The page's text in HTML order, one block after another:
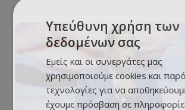
Υπεύθυνη χρήση των
δεδομένων σας
Εμείς και οι συνεργάτες μας
χρησιμοποιούμε cookies και
τεχνολογίες για να
έχουμε πρόσβαση σε